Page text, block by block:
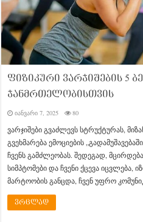
ფიზიკური ვარჯიშების 5
ჯანმრთელობისთვის
იანვარი 7, 2025 80
ვარჯიშები გვაძლევს სტრუქტურას,
გვეხმარება ემოციების
ჩვენს გამძლეობას. შედეგად,
სიმპტომები და ჩვენი ქცევა იცვლება,
მარტოობის განცდა, ჩვენ უფრო
ვრცლად